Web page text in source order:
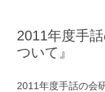
2011年度手
ついて』
2011年度手話の会